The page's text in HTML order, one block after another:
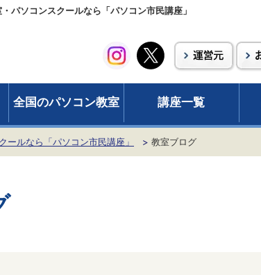
パソコンスクールなら「パソコン市民講座」
全国のパソコン教室 講座一覧
ールなら「パソコン市民講座」 教室ブログ